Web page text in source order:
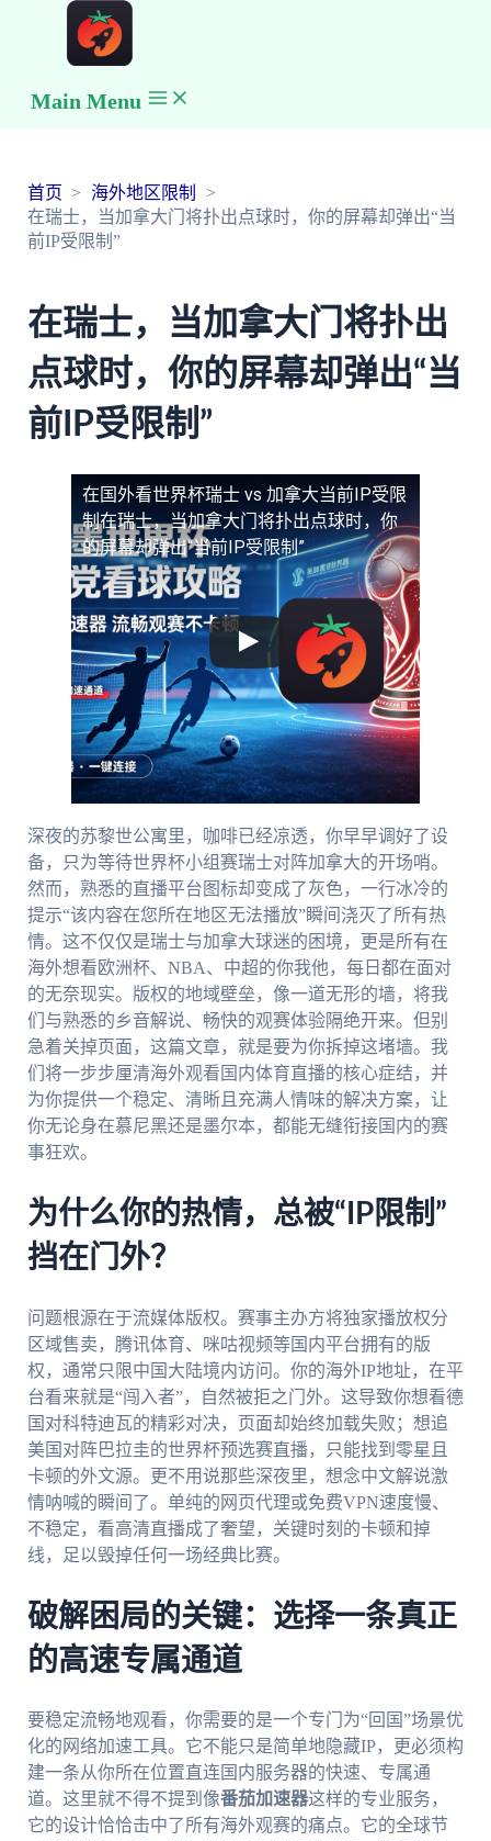
Main Menu
首页
海外地区限制
在瑞士，当加拿大门将扑出点球时，你的屏幕却弹出“当
前IP受限制”
在瑞士，当加拿大门将扑出
点球时，你的屏幕却弹出“当
前IP受限制”
在国外看世界杯瑞士 vs 加拿大当前IP受限
制在瑞士，当加拿大门将扑出点球时，你
的屏幕却弹出“当前IP受限制”
深夜的苏黎世公寓里，咖啡已经凉透，你早早调好了设
备，只为等待世界杯小组赛瑞士对阵加拿大的开场哨。
然而，熟悉的直播平台图标却变成了灰色，一行冰冷的
提示“该内容在您所在地区无法播放”瞬间浇灭了所有热
情。这不仅仅是瑞士与加拿大球迷的困境，更是所有在
海外想看欧洲杯、NBA、中超的你我他，每日都在面对
的无奈现实。版权的地域壁垒，像一道无形的墙，将我
们与熟悉的乡音解说、畅快的观赛体验隔绝开来。但别
急着关掉页面，这篇文章，就是要为你拆掉这堵墙。我
们将一步步厘清海外观看国内体育直播的核心症结，并
为你提供一个稳定、清晰且充满人情味的解决方案，让
你无论身在慕尼黑还是墨尔本，都能无缝衔接国内的赛
事狂欢。
为什么你的热情，总被“IP限制”
挡在门外？
问题根源在于流媒体版权。赛事主办方将独家播放权分
区域售卖，腾讯体育、咪咕视频等国内平台拥有的版
权，通常只限中国大陆境内访问。你的海外IP地址，在平
台看来就是“闯入者”，自然被拒之门外。这导致你想看德
国对科特迪瓦的精彩对决，页面却始终加载失败；想追
美国对阵巴拉圭的世界杯预选赛直播，只能找到零星且
卡顿的外文源。更不用说那些深夜里，想念中文解说激
情呐喊的瞬间了。单纯的网页代理或免费VPN速度慢、
不稳定，看高清直播成了奢望，关键时刻的卡顿和掉
线，足以毁掉任何一场经典比赛。
破解困局的关键：选择一条真正
的高速专属通道
要稳定流畅地观看，你需要的是一个专门为“回国”场景优
化的网络加速工具。它不能只是简单地隐藏IP，更必须构
建一条从你所在位置直连国内服务器的快速、专属通
道。这里就不得不提到像番茄加速器这样的专业服务，
它的设计恰恰击中了所有海外观赛的痛点。它的全球节